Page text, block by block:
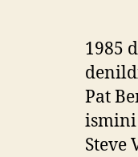
1985
Pat
ismini
Steve